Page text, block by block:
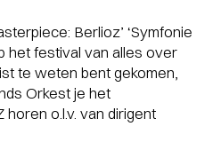
Berlioz’ ‘Symfonie
het festival van alles over
te weten bent gekomen,
Orkest je het
o.l.v. van dirigent